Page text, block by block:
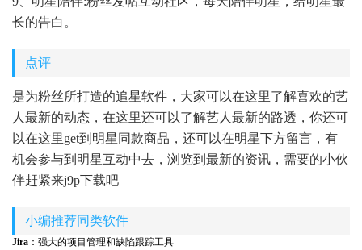
长的告白。
点评
是为粉丝所打造的追星软件，大家可以在这里了解喜欢的艺
人最新的动态，在这里还可以了解艺人最新的路透，你还可
以在这里get到明星同款商品，还可以在明星下方留言，有
机会参与到明星互动中去，浏览到最新的资讯，需要的小伙
伴赶紧来j9p下载吧
小编推荐同类软件
Jira ：强大的项目管理和缺陷跟踪工具